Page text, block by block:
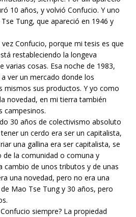
10 años, y volvió Confucio. Y uno
Tung, que apareció en 1946 y
Confucio, porque mi tesis es que
restableciendo la longeva
varias cosas. Esa noche de 1983,
ver un mercado donde los
mismos sus productos. Y yo como
novedad, en mi tierra también
campesinos.
30 años de colectivismo absoluto
un cerdo era ser un capitalista,
una gallina era ser capitalista, se
la comunidad o comuna y
cambio de unos tributos y de unas
una novedad, pero no era una
Mao Tse Tung y 30 años, pero
siempre? La propiedad